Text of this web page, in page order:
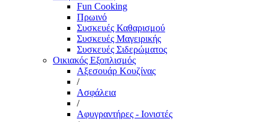
Fun Cooking
Πρωινό
Συσκευές Καθαρισμού
Συσκευές Μαγειρικής
Συσκευές Σιδερώματος
Οικιακός Εξοπλισμός
Αξεσουάρ Κουζίνας
/
Ασφάλεια
/
Αφυγραντήρες - Ιονιστές